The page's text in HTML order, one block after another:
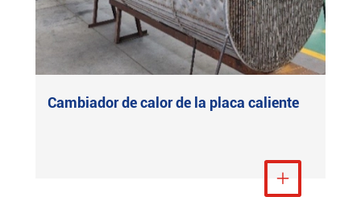
Cambiador de calor de la placa caliente
Ver más
